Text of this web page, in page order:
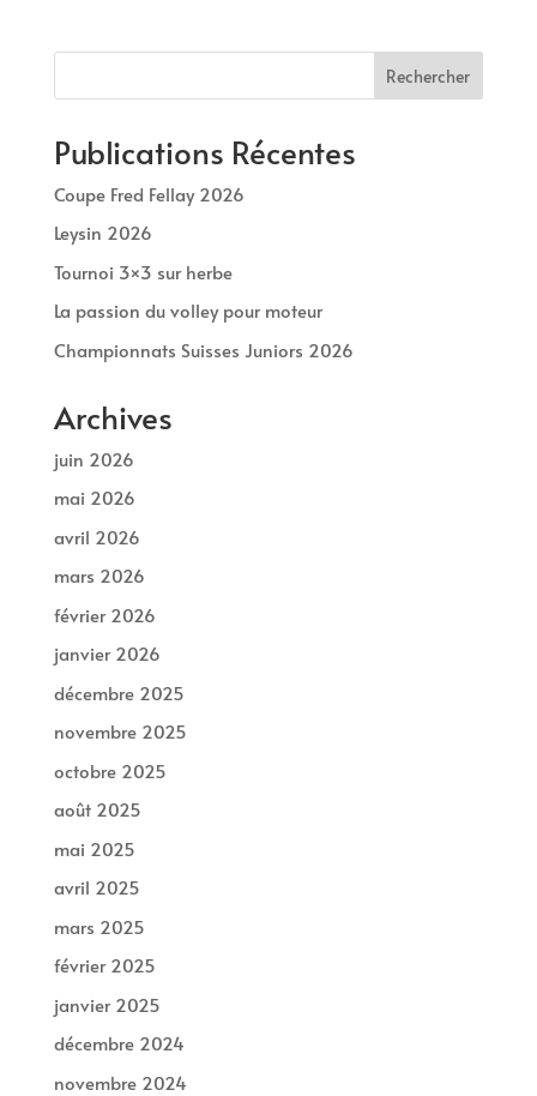
Rechercher
Publications Récentes
Coupe Fred Fellay 2026
Leysin 2026
Tournoi 3×3 sur herbe
La passion du volley pour moteur
Championnats Suisses Juniors 2026
Archives
juin 2026
mai 2026
avril 2026
mars 2026
février 2026
janvier 2026
décembre 2025
novembre 2025
octobre 2025
août 2025
mai 2025
avril 2025
mars 2025
février 2025
janvier 2025
décembre 2024
novembre 2024